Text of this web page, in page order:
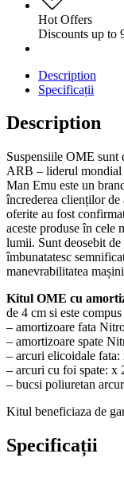
Hot Offers
Discounts up to
Description
Specificații
Description
Suspensiile OME sunt
ARB – liderul mondial
Man Emu este un
încrederea clienților
oferite au fost
aceste produse în cele
lumii. Sunt deosebit
îmbunatatesc
manevrabilitatea
Kitul OME cu
de 4 cm si este
– amortizoare fata
– amortizoare spate
– arcuri elicoidale fata:
– arcuri cu foi spate: x
– bucsi poliuretan
Kitul beneficiaza de
Specificații